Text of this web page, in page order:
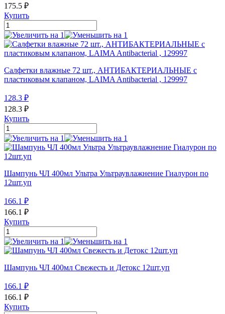
175.5 ₽
Купить
Салфетки влажные 72 шт., АНТИБАКТЕРИАЛЬНЫЕ с
пластиковым клапаном, LAIMA Antibacterial , 129997
128.3 ₽
128.3 ₽
Купить
Шампунь ЧЛ 400мл Ультра Ультраувлажнение Гиалурон по
12шт.уп
166.1 ₽
166.1 ₽
Купить
Шампунь ЧЛ 400мл Свежесть и Детокс 12шт.уп
166.1 ₽
166.1 ₽
Купить